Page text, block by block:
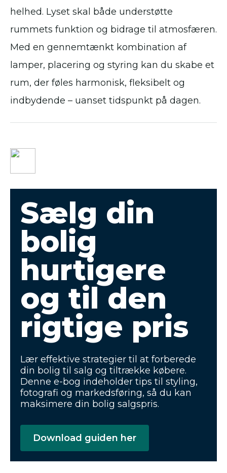
helhed. Lyset skal både understøtte
rummets funktion og bidrage til atmosfæren.
Med en gennemtænkt kombination af
lamper, placering og styring kan du skabe et
rum, der føles harmonisk, fleksibelt og
indbydende – uanset tidspunkt på dagen.
Sælg din
bolig
hurtigere
og til den
rigtige pris
Lær effektive strategier til at forberede
din bolig til salg og tiltrække købere.
Denne e-bog indeholder tips til styling,
fotografi og markedsføring, så du kan
maksimere din bolig salgspris.
Download guiden her